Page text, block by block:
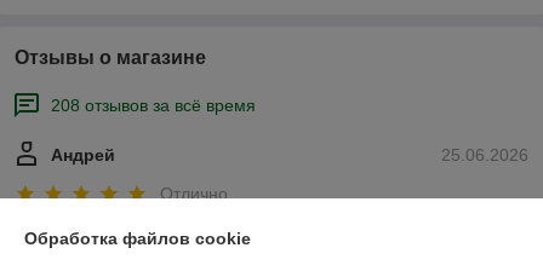
Отзывы о магазине
208 отзывов за всё время
25.06.2026
Андрей
Отлично
Все по делу, без лишних слов.
Обработка файлов cookie